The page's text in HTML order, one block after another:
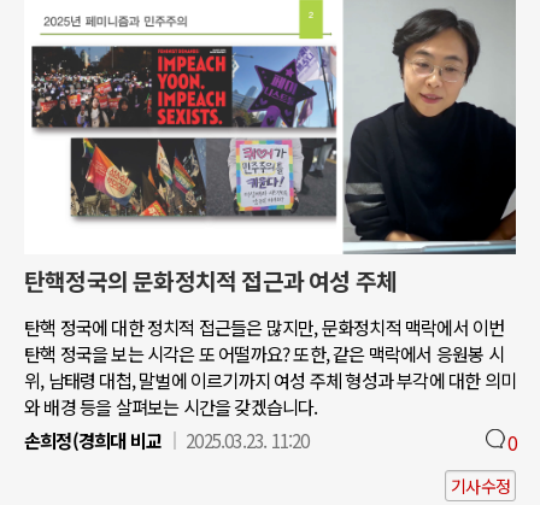
탄핵정국의 문화정치적 접근과 여성 주체
탄핵 정국에 대한 정치적 접근들은 많지만, 문화정치적 맥락에서 이번
탄핵 정국을 보는 시각은 또 어떨까요? 또한, 같은 맥락에서 응원봉 시
위, 남태령 대첩, 말벌에 이르기까지 여성 주체 형성과 부각에 대한 의미
와 배경 등을 살펴보는 시간을 갖겠습니다.
손희정(경희대 비교
2025.03.23. 11:20 0
기사수정